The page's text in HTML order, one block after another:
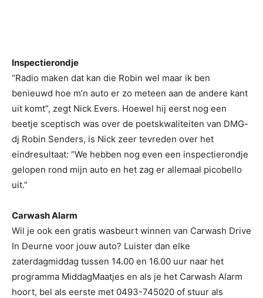
Inspectierondje
“Radio maken dat kan die Robin wel maar ik ben
benieuwd hoe m’n auto er zo meteen aan de andere kant
uit komt”, zegt Nick Evers. Hoewel hij eerst nog een
beetje sceptisch was over de poetskwaliteiten van DMG-
dj Robin Senders, is Nick zeer tevreden over het
eindresultaat: “We hebben nog even een inspectierondje
gelopen rond mijn auto en het zag er allemaal picobello
uit.”
Carwash Alarm
Wil je ook een gratis wasbeurt winnen van Carwash Drive
In Deurne voor jouw auto? Luister dan elke
zaterdagmiddag tussen 14.00 en 16.00 uur naar het
programma MiddagMaatjes en als je het Carwash Alarm
hoort, bel als eerste met 0493-745020 of stuur als